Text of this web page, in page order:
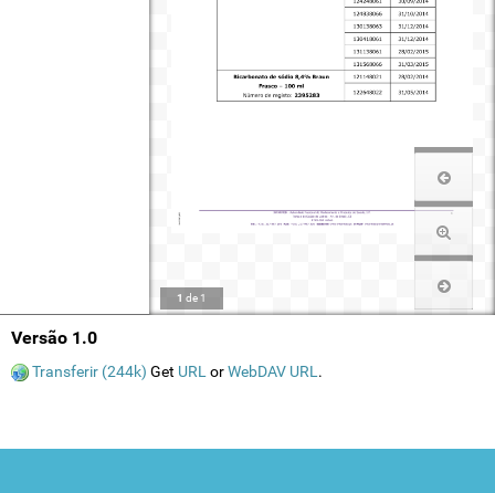
1 de 1
Versão 1.0
Transferir (244k) Get URL orWebDAV URL .